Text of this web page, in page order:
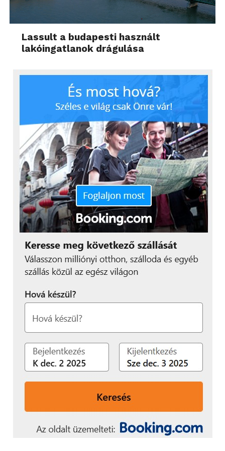
A pénztárpultokat elérve mindenképp használjunk
gumicukor, rágó, zabszelet vagy használati tárgyakat
pl. elem, szemüveg kendő, helyezünk el, utolsó
pillanatban a vásárló ösztönzésére. A perforált
hátfalas rendszerüknél különböző méretű és
vastagságú kampókon ezeket a termékeket
választékosan kínálhatjuk.
A pénztárpultjaink az üzlet méreteitől és vásárló
számától függően lehet mechanikus kisebb vagy
futószalagos nagyobb méretben rendelhetőek.
Lassult a budapesti használt
lakóingatlanok drágulása